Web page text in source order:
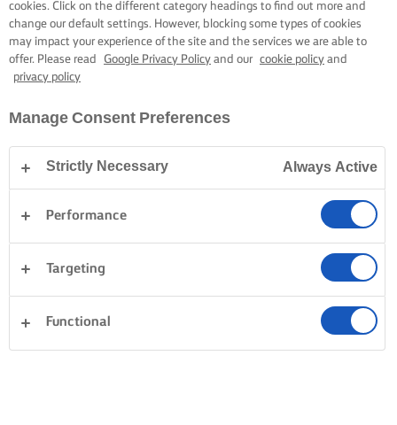
cookies. Click on the different category headings to find out more and
change our default settings. However, blocking some types of cookies
may impact your experience of the site and the services we are able to
offer. Please read
Google Privacy Policy and our cookie policy and
privacy policy
Manage Consent Preferences
Strictly Necessary Always Active
Performance
Targeting
Functional